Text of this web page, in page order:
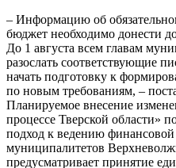
– Информацию об
бюджет необходимо донести
До 1 августа всем главам
разослать соответствующие
начать подготовку к
по новым требованиям, –
Планируемое внесение
процессе Тверской области»
подход к ведению финансовой
муниципалитетов
предусматривает принятие